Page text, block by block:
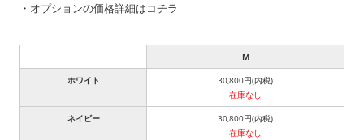
・ オプションの価格詳細はコチラ
M
ホワイト
30,800円(内税)
在庫なし
ネイビー
30,800円(内税)
在庫なし